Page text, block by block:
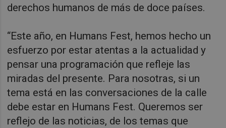
derechos humanos de más de doce países.
“Este año, en Humans Fest, hemos hecho un
esfuerzo por estar atentas a la actualidad y
pensar una programación que refleje las
miradas del presente. Para nosotras, si un
tema está en las conversaciones de la calle
debe estar en Humans Fest. Queremos ser
reflejo de las noticias, de los temas que